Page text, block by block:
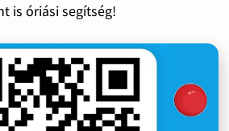
is óriási segítség!